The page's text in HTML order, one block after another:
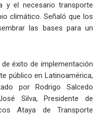
y el necesario transporte
climático. Señaló que los
las bases para un
éxito de implementación
público en Latinoamérica,
por Rodrigo Salcedo
Silva, Presidente de
Ataya de Transporte